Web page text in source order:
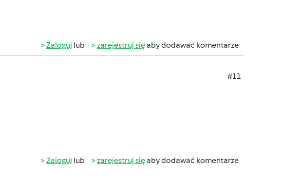
Zaloguj lub zarejestruj sięaby dodawać komentarze
#11
Zaloguj lub zarejestruj sięaby dodawać komentarze